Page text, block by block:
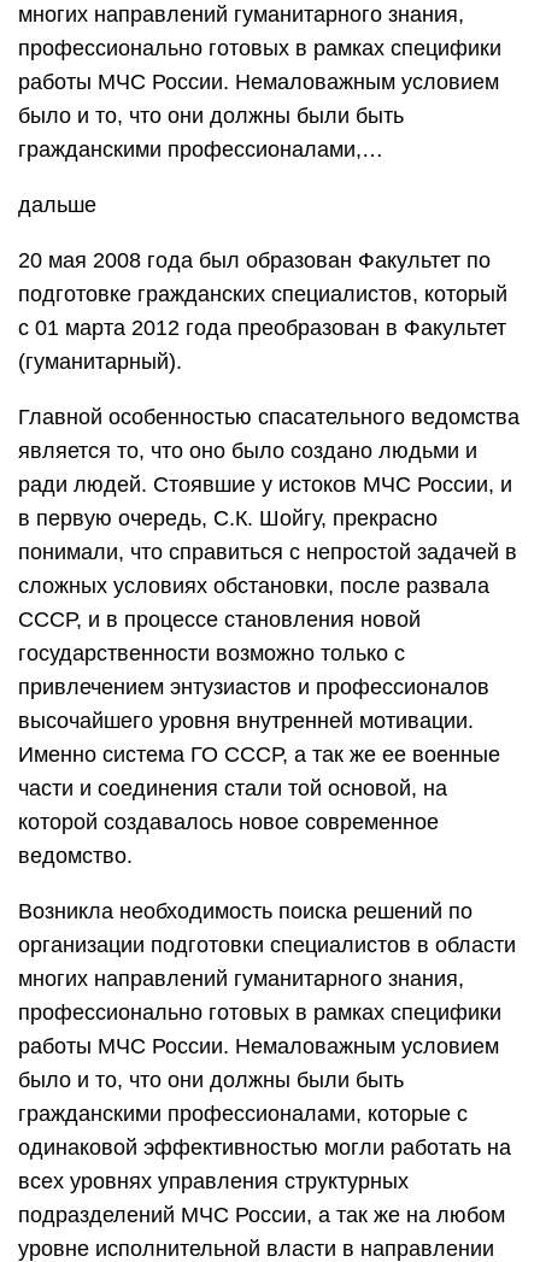
многих направлений гуманитарного знания,
профессионально готовых в рамках специфики
работы МЧС России. Немаловажным условием
было и то, что они должны были быть
гражданскими профессионалами,…
дальше
20 мая 2008 года был образован Факультет по
подготовке гражданских специалистов, который
с 01 марта 2012 года преобразован в Факультет
(гуманитарный).
Главной особенностью спасательного ведомства
является то, что оно было создано людьми и
ради людей. Стоявшие у истоков МЧС России, и
в первую очередь, С.К. Шойгу, прекрасно
понимали, что справиться с непростой задачей в
сложных условиях обстановки, после развала
СССР, и в процессе становления новой
государственности возможно только с
привлечением энтузиастов и профессионалов
высочайшего уровня внутренней мотивации.
Именно система ГО СССР, а так же ее военные
части и соединения стали той основой, на
которой создавалось новое современное
ведомство.
Возникла необходимость поиска решений по
организации подготовки специалистов в области
многих направлений гуманитарного знания,
профессионально готовых в рамках специфики
работы МЧС России. Немаловажным условием
было и то, что они должны были быть
гражданскими профессионалами, которые с
одинаковой эффективностью могли работать на
всех уровнях управления структурных
подразделений МЧС России, а так же на любом
уровне исполнительной власти в направлении